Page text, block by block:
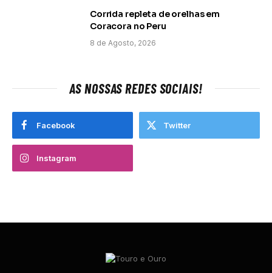
Corrida repleta de orelhas em
Coracora no Peru
8 de Agosto, 2026
AS NOSSAS REDES SOCIAIS!
Facebook Twitter
Instagram